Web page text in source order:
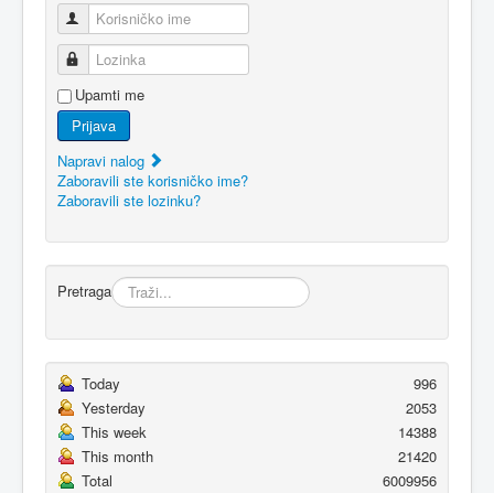
Korisničko ime
Lozinka
Upamti me
Prijava
Napravi nalog
Zaboravili ste korisničko ime?
Zaboravili ste lozinku?
Pretraga
Today
996
Yesterday
2053
This week
14388
This month
21420
Total
6009956